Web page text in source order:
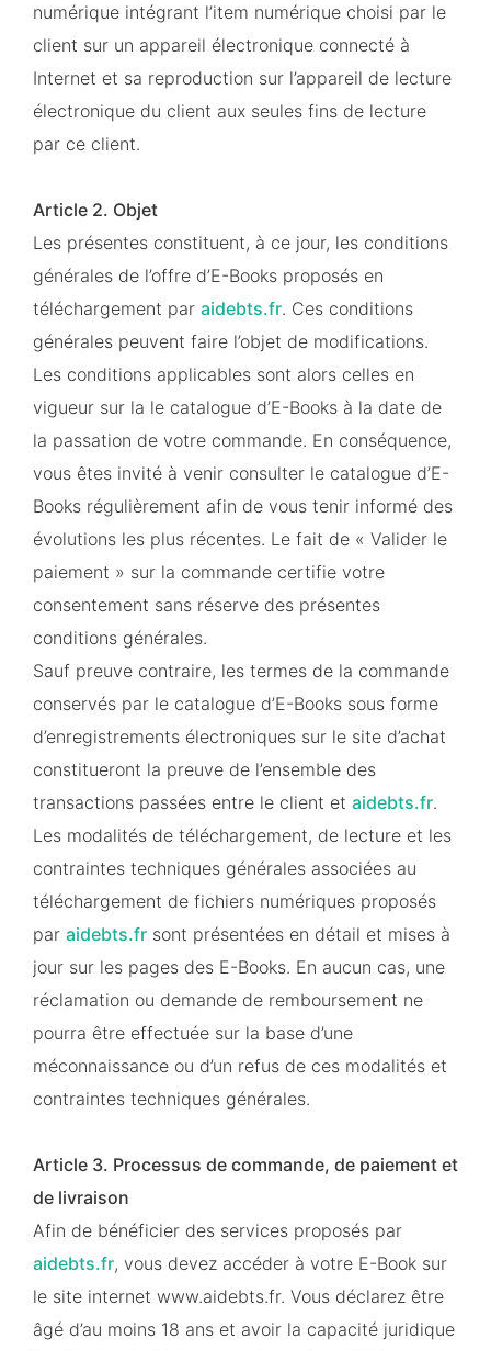
numérique intégrant l’item numérique choisi par le
client sur un appareil électronique connecté à
Internet et sa reproduction sur l’appareil de lecture
électronique du client aux seules fins de lecture
par ce client.
Article 2. Objet
Les présentes constituent, à ce jour, les conditions
générales de l’offre d’E-Books proposés en
téléchargement par aidebts.fr. Ces conditions
générales peuvent faire l’objet de modifications.
Les conditions applicables sont alors celles en
vigueur sur la le catalogue d’E-Books à la date de
la passation de votre commande. En conséquence,
vous êtes invité à venir consulter le catalogue d’E-
Books régulièrement afin de vous tenir informé des
évolutions les plus récentes. Le fait de « Valider le
paiement » sur la commande certifie votre
consentement sans réserve des présentes
conditions générales.
Sauf preuve contraire, les termes de la commande
conservés par le catalogue d’E-Books sous forme
d’enregistrements électroniques sur le site d’achat
constitueront la preuve de l’ensemble des
transactions passées entre le client et aidebts.fr.
Les modalités de téléchargement, de lecture et les
contraintes techniques générales associées au
téléchargement de fichiers numériques proposés
par aidebts.fr sont présentées en détail et mises à
jour sur les pages des E-Books. En aucun cas, une
réclamation ou demande de remboursement ne
pourra être effectuée sur la base d’une
méconnaissance ou d’un refus de ces modalités et
contraintes techniques générales.
Article 3. Processus de commande, de paiement et
de livraison
Afin de bénéficier des services proposés par
aidebts.fr, vous devez accéder à votre E-Book sur
le site internet www.aidebts.fr. Vous déclarez être
âgé d’au moins 18 ans et avoir la capacité juridique